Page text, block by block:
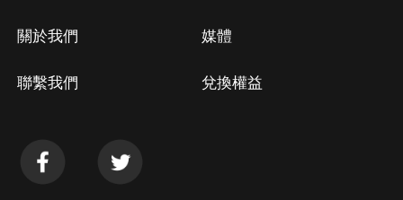
關於我們
聯繫我們
媒體
兌換權益